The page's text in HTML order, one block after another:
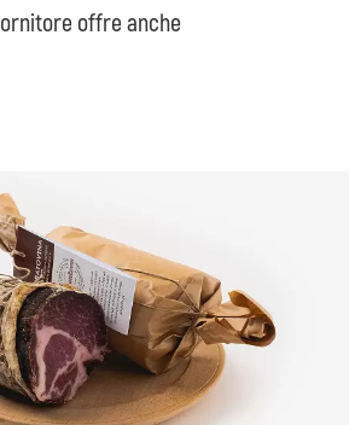
offre anche